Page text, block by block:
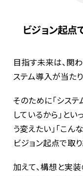
ビジョン起点
目指す未来は、関
ステム導入が当た
そのために「シス
しているから」と
う変えたい」「こ
ビジョン起点で取
加えて、構想と実